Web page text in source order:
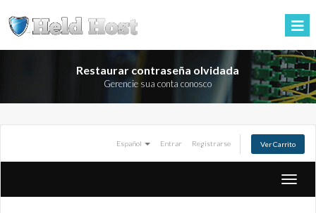
Restaurar contraseña olvidada
Gerencie sua conta conosco
Español Entrar Registrarse Ver Carrito